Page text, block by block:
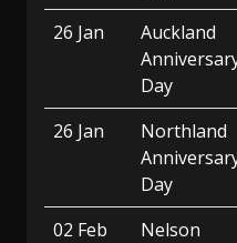
26 Jan
Auckland
Day
26 Jan
Northland
Day
02 Feb
Nelson